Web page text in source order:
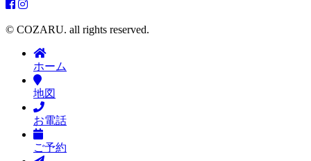
© COZARU. all rights reserved.
ホーム
地図
お電話
ご予約